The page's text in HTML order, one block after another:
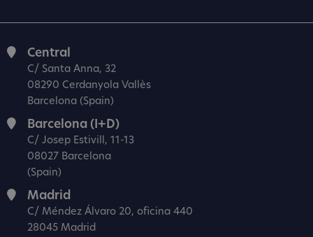
Central
C/ Santa Anna, 32
08290 Cerdanyola Vallès
Barcelona (Spain)
Barcelona (I+D)
C/ Josep Estivill, 11-13
08027 Barcelona
(Spain)
Madrid
C/ Méndez Álvaro 20, oficina 440
28045 Madrid